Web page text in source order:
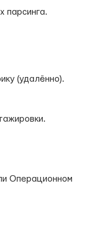
парсинга.
(удалённо).
Операционном